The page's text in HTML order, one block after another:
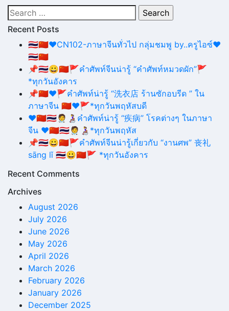
Search
for:
Recent Posts
🇹🇭🇨🇳❤CN102-ภาษาจีนทั่วไป กลุ่มชมพู by..ครูไอซ์❤
🇹🇭🇨🇳
📌🇹🇭😀🇨🇳🚩คำศัพท์จีนน่ารู้ “คำศัพท์หมวดผัก”🚩
*ทุกวันอังคาร
📌🇨🇳❤🚩คำศัพท์น่ารู้ “洗衣店 ร้านซักอบรีด ” ใน
ภาษาจีน 🇨🇳❤🚩*ทุกวันพฤหัสบดี
❤️🇨🇳🇹🇭🧑‍⚕️👩‍🦽คำศัพท์น่ารู้ “疾病” โรคต่างๆ ในภาษา
จีน ❤️🇨🇳🇹🇭🧑‍⚕️👩‍🦽*ทุกวันพฤหัส
📌🇹🇭😀🇨🇳🚩คำศัพท์จีนน่ารู้เกี่ยวกับ “งานศพ” 丧礼
sāng lǐ 🇹🇭😀🇨🇳🚩 *ทุกวันอังคาร
Recent Comments
Archives
August 2026
July 2026
June 2026
May 2026
April 2026
March 2026
February 2026
January 2026
December 2025